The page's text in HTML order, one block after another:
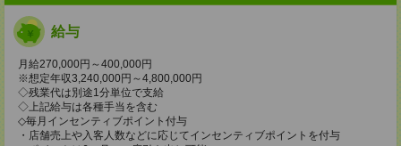
給与
月給270,000円～400,000円
※想定年収3,240,000円～4,800,000円
◇残業代は別途1分単位で支給
◇上記給与は各種手当を含む
◇毎月インセンティブポイント付与
・店舗売上や入客人数などに応じてインセンティブポイントを付与